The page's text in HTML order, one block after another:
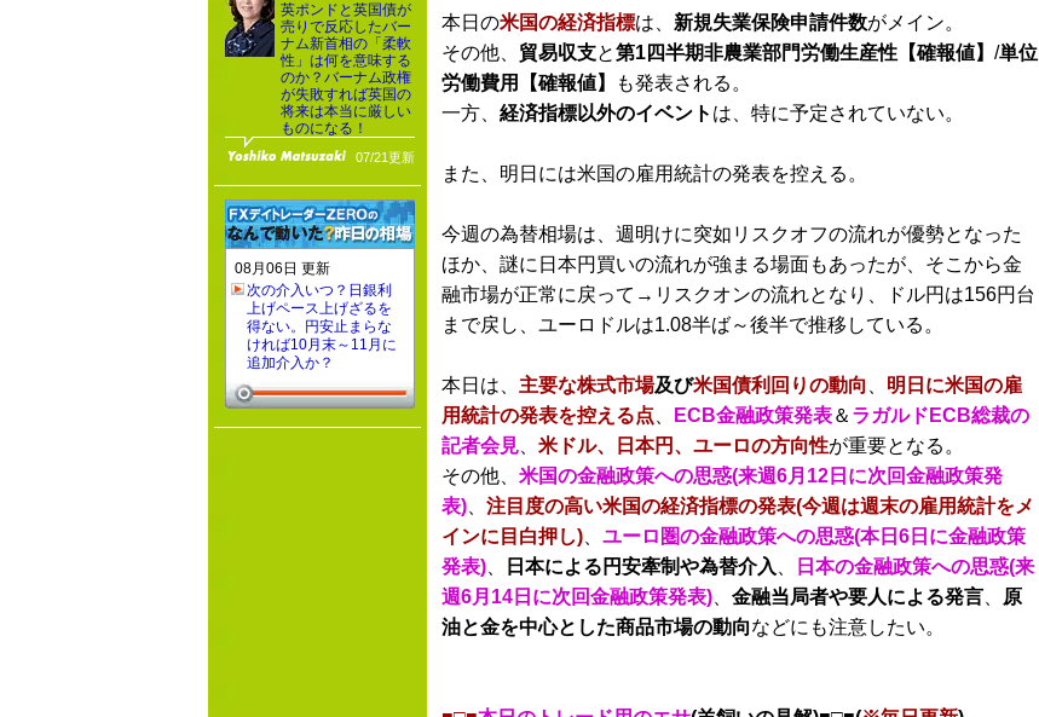
本日の米国の経済指標は、 新規失業保険申請件数がメイン。
その他、 貿易収支と第1四半期非農業部門労働生産性【確報値】 /単位
労働費用【確報値】
も発表される。
一方、 経済指標以外のイベント は、特に予定されていない。
また、明日には米国の雇用統計の発表を控える。
今週の為替相場は、週明けに突如リスクオフの流れが優勢となった
ほか、謎に日本円買いの流れが強まる場面もあったが、そこから金
融市場が正常に戻って→リスクオンの流れとなり、ドル円は156円台
まで戻し、ユーロドルは1.08半ば～後半で推移している。
本日は、 主要な株式市場及び米国債利回りの動向
明日に米国の雇
用統計の発表を控える点
ECB金融政策発表＆ ラガルドECB総裁の
記者会見
米ドル、日本円、ユーロの方向性が重要となる。
その他、 米国の金融政策への思惑(来週6月12日に次回金融政策発
表)
注目度の高い米国の経済指標の発表(今週は週末の雇用統計をメ
インに目白押し)
ユーロ圏の金融政策への思惑(本日6日に金融政策
発表)
日本による円安牽制や為替介入
日本の金融政策への思惑(来
週6月14日に次回金融政策発表)
金融当局者や要人による発言
原
油と金を中心とした商品市場の動向などにも注意したい。
英ポンドと英国債が
売りで反応したバー
ナム新首相の「柔軟
性」は何を意味する
のか？バーナム政権
が失敗すれば英国の
将来は本当に厳しい
ものになる！
07/21更新
08月06日 更新
次の介入いつ？日銀利
上げペース上げざるを
得ない。円安止まらな
ければ10月末～11月に
追加介入か？